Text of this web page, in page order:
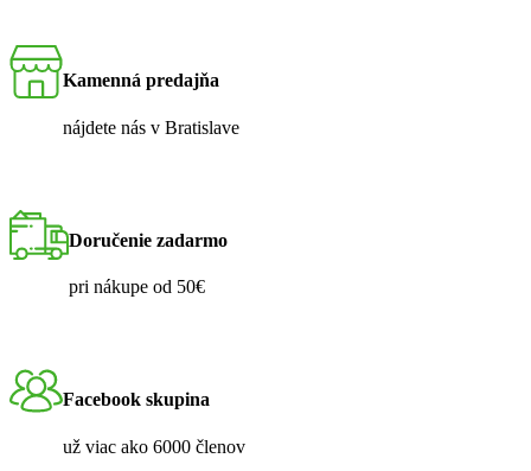
Kamenná predajňa
nájdete nás v Bratislave
Doručenie zadarmo
pri nákupe od 50€
Facebook skupina
už viac ako 6000 členov